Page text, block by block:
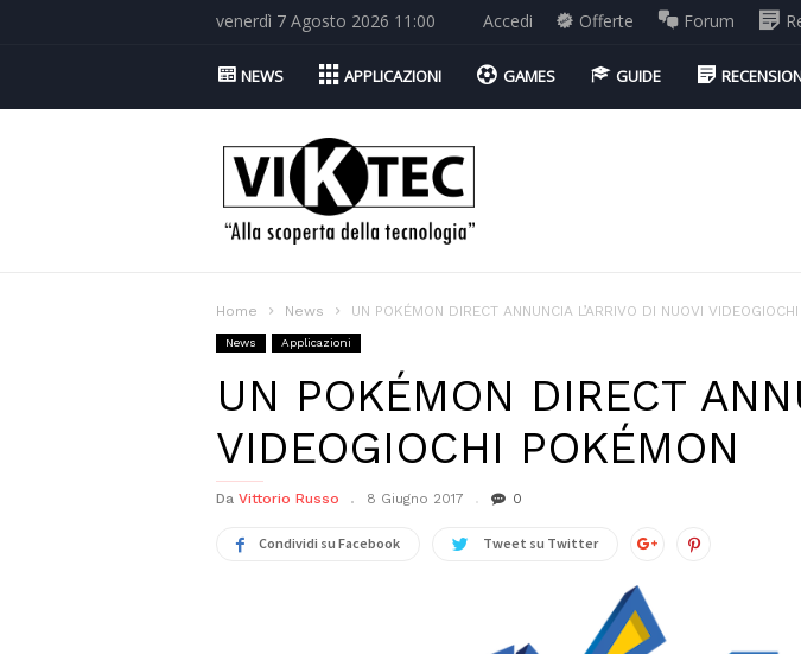
venerdì 7 Agosto 2026 11:00 Accedi Offerte Forum
NEWS APPLICAZIONI GAMES GUIDE
Viktec.net
Home News UN POKÉMON DIRECT ANNUNCIA L’ARRIVO DI NUOVI
News Applicazioni
UN POKÉMON DIRECT
VIDEOGIOCHI POKÉMON
Da Vittorio Russo 8 Giugno 2017 0
Condividi su Facebook Tweet su Twitter